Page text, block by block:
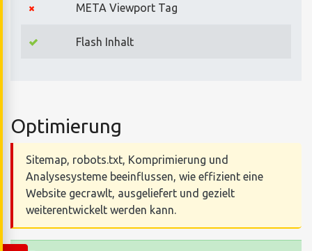
META Viewport Tag
Flash Inhalt
Optimierung
Sitemap, robots.txt, Komprimierung und
Analysesysteme beeinflussen, wie effizient eine
Website gecrawlt, ausgeliefert und gezielt
weiterentwickelt werden kann.